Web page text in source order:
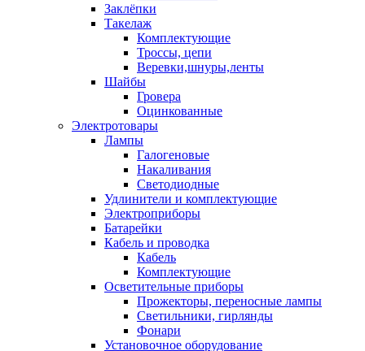
Заклёпки
Такелаж
Комплектующие
Троссы, цепи
Веревки,шнуры,ленты
Шайбы
Гровера
Оцинкованные
Электротовары
Лампы
Галогеновые
Накаливания
Светодиодные
Удлинители и комплектующие
Электроприборы
Батарейки
Кабель и проводка
Кабель
Комплектующие
Осветительные приборы
Прожекторы, переносные лампы
Светильники, гирлянды
Фонари
Установочное оборудование